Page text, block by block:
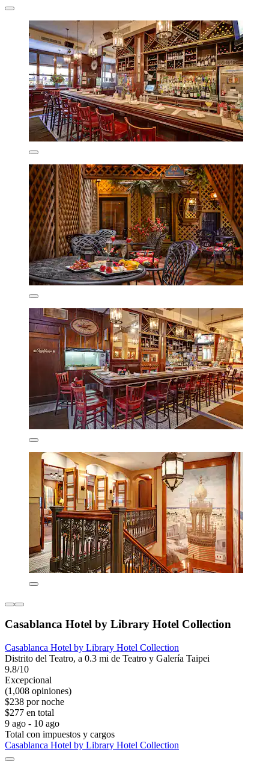
Casablanca Hotel by Library Hotel Collection
Casablanca Hotel by Library Hotel Collection
Distrito del Teatro, a 0.3 mi de Teatro y Galería Taipei
9.8/10
Excepcional
(1,008 opiniones)
$238 por noche
$277 en total
9 ago - 10 ago
Total con impuestos y cargos
Casablanca Hotel by Library Hotel Collection